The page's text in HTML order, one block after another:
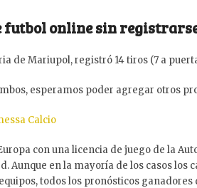
futbol online sin
de Mariupol, registró 14 tiros (7 a
esperamos poder agregar otros
Calcio
con una licencia de juego de la
Aunque en la mayoría de los casos
todos los pronósticos